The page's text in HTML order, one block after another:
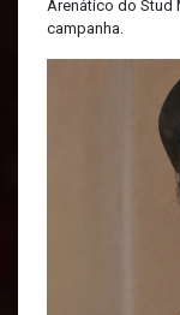
Arenático do Stud
campanha.